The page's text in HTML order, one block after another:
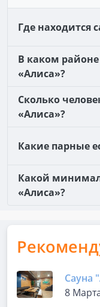
Где находится
В каком районе
«Алиса»?
Сколько
«Алиса»?
Какие парные
Какой
«Алиса»?
Сауна
8